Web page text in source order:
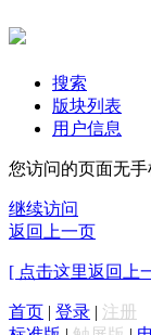
搜索
版块列表
用户信息
您访问的页面无
继续访问
返回上一页
[ 点击这里返回上
首页 | 登录 | 注册